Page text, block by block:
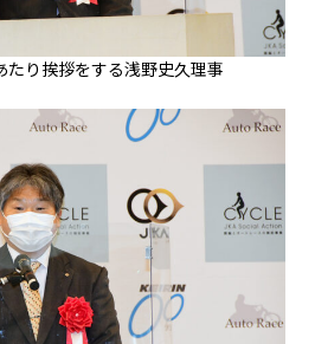
たり挨拶をする浅野史久理事